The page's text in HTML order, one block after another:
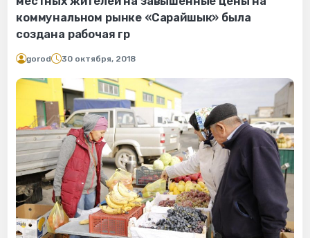
коммунальном рынке «Сарайшык» была
создана рабочая гр
gorod 30 октября, 2018